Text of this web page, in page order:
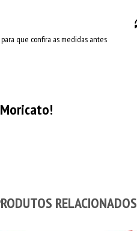
que confira as medidas antes
RELACIONADOS